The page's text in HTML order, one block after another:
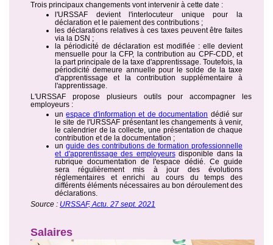
Trois principaux changements vont intervenir à cette date :
l'URSSAF devient l'interlocuteur unique pour la
déclaration et le paiement des contributions ;
les déclarations relatives à ces taxes peuvent être faites
via la DSN ;
la périodicité de déclaration est modifiée : elle devient
mensuelle pour la CFP, la contribution au CPF-CDD, et
la part principale de la taxe d'apprentissage. Toutefois, la
périodicité demeure annuelle pour le solde de la taxe
d'apprentissage et la contribution supplémentaire à
l'apprentissage.
L'URSSAF propose plusieurs outils pour accompagner les
employeurs :
unespace d'information et de documentation dédié sur
le site de l'URSSAF présentant les changements à venir,
le calendrier de la collecte, une présentation de chaque
contribution et de la documentation ;
un guide des contributions de formation professionnelle
et d'apprentissage des employeursdisponible dans la
rubrique documentation de l'espace dédié. Ce guide
sera régulièrement mis à jour des évolutions
réglementaires et enrichi au cours du temps des
différents éléments nécessaires au bon déroulement des
déclarations.
Source : URSSAF, Actu. 27 sept. 2021
Salaires